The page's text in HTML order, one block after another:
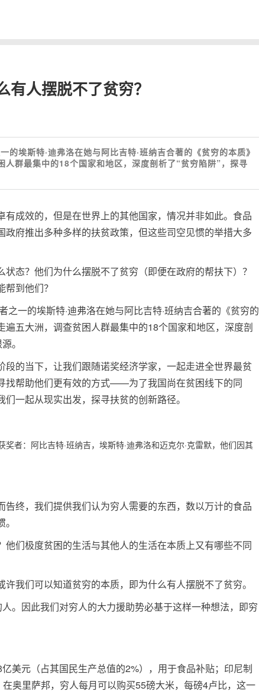
有人摆脱不了贫穷？
的埃斯特·迪弗洛在她与阿比吉特·班纳吉合著的《贫穷的本质》
人群最集中的18个国家和地区，深度剖析了“贫穷陷阱”，探寻
有成效的，但是在世界上的其他国家，情况并非如此。食品
府推出多种多样的扶贫政策，但这些司空见惯的举措大多
态？他们为什么摆脱不了贫穷（即便在政府的帮扶下）？
到他们？
之一的埃斯特·迪弗洛在她与阿比吉特·班纳吉合著的《贫穷的
五大洲，调查贫困人群最集中的18个国家和地区，深度剖
。
段的当下，让我们跟随诺奖经济学家，一起走进全世界最贫
找帮助他们更有效的方式——为了我国尚在贫困线下的同
一起从现实出发，探寻扶贫的创新路径。
奖者：阿比吉特·班纳吉，埃斯特·迪弗洛和迈克尔·克雷默，他们因其
告终，我们提供我们认为穷人需要的东西，数以万计的食品
他们极度贫困的生活与其他人的生活在本质上又有哪些不同
我们可以知道贫穷的本质，即为什么有人摆脱不了贫穷。
。因此我们对穷人的大力援助势必基于这样一种想法，即穷
美元（占其国民生产总值的2%），用于食品补贴；印尼制
奥里萨邦，穷人每月可以购买55磅大米，每磅4卢比，这一